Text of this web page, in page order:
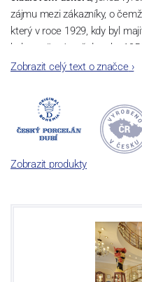
zájmu mezi zákazníky, o
který v roce 1929, kdy byl
byl označován až do roku
rámečku.
počet jeho dílů v cibulovém
jsou garantovány Asociací
České republiky jako „Český
Zobrazit celý text o značce›
Zobrazit produkty